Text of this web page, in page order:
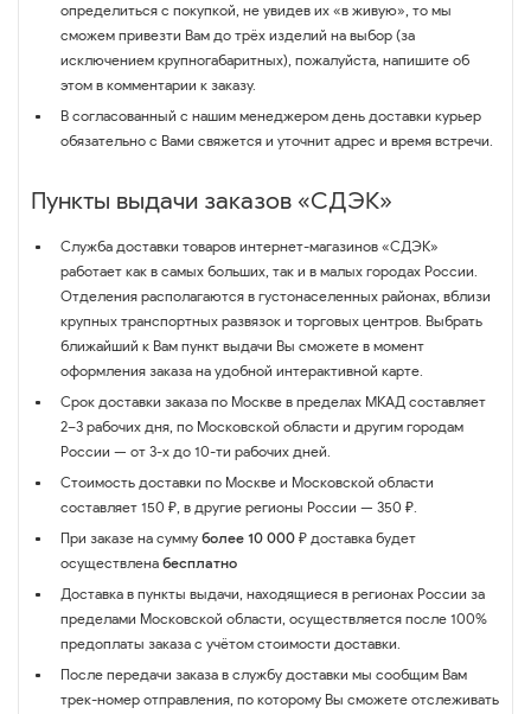
определиться с покупкой, не увидев их «в живую», то мы
сможем привезти Вам до трёх изделий на выбор (за
исключением крупногабаритных), пожалуйста, напишите об
этом в комментарии к заказу.
В согласованный с нашим менеджером день доставки курьер
обязательно с Вами свяжется и уточнит адрес и время встречи.
Пункты выдачи заказов «СДЭК»
Служба доставки товаров интернет-магазинов «СДЭК»
работает как в самых больших, так и в малых городах России.
Отделения располагаются в густонаселенных районах, вблизи
крупных транспортных развязок и торговых центров. Выбрать
ближайший к Вам пункт выдачи Вы сможете в момент
оформления заказа на удобной интерактивной карте.
Срок доставки заказа по Москве в пределах МКАД составляет
2–3 рабочих дня, по Московской области и другим городам
России — от 3-х до 10-ти рабочих дней.
Стоимость доставки по Москве и Московской области
составляет 150 ₽, в другие регионы России — 350 ₽.
При заказе на сумму более 10 000 ₽ доставка будет
осуществлена бесплатно
Доставка в пункты выдачи, находящиеся в регионах России за
пределами Московской области, осуществляется после 100%
предоплаты заказа с учётом стоимости доставки.
После передачи заказа в службу доставки мы сообщим Вам
трек-номер отправления, по которому Вы сможете отслеживать